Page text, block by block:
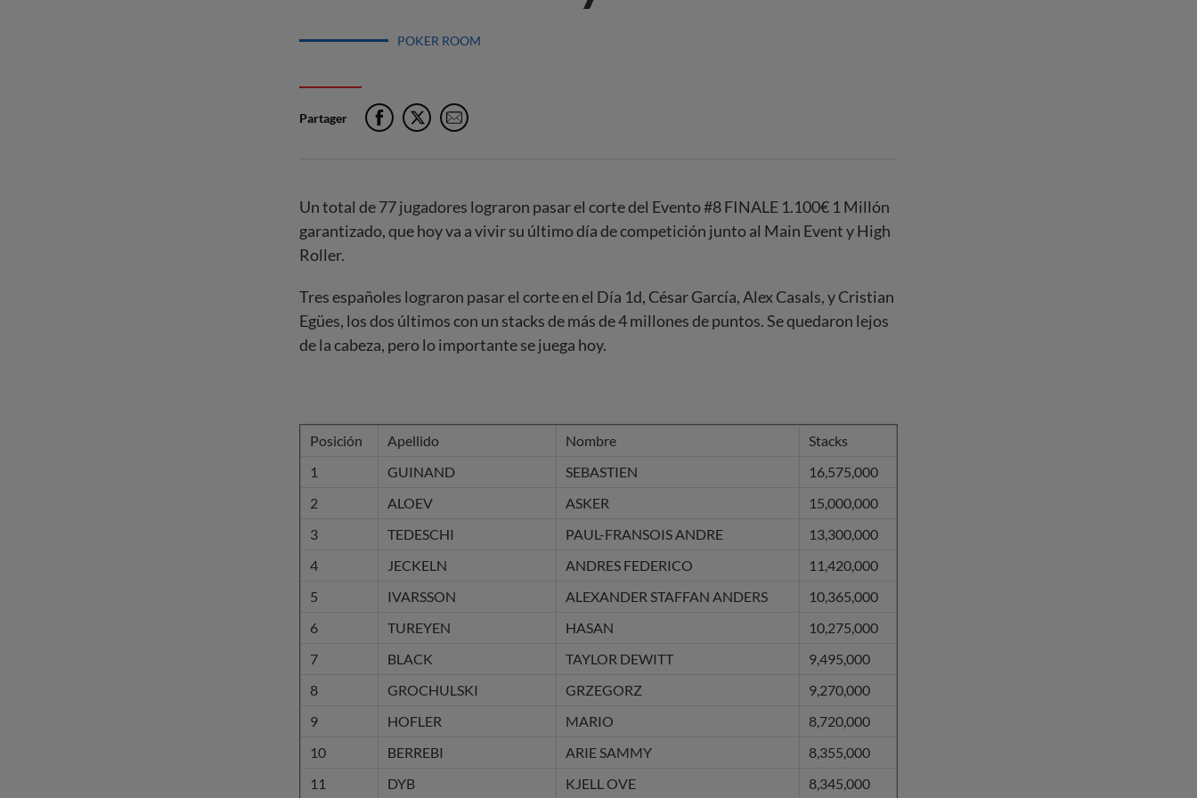
POKER ROOM
Partager Facebook
X
Un total de 77 jugadores lograron pasar el corte del Evento #8 FINALE 1.100€ 1 Millón
garantizado, que hoy va a vivir su último día de competición junto al Main Event y High
Roller.
Tres españoles lograron pasar el corte en el Día 1d, César García, Alex Casals, y Cristian
Egües, los dos últimos con un stacks de más de 4 millones de puntos. Se quedaron lejos
de la cabeza, pero lo importante se juega hoy.
Posición Apellido Nombre
Stacks
1
GUINAND SEBASTIEN
16,575,000
2
ALOEV ASKER
15,000,000
3
TEDESCHI PAUL-FRANSOIS ANDRE
13,300,000
4
JECKELN ANDRES FEDERICO
11,420,000
5
IVARSSON ALEXANDER STAFFAN ANDERS
10,365,000
6
TUREYEN HASAN
10,275,000
7
BLACK TAYLOR DEWITT
9,495,000
8
GROCHULSKI GRZEGORZ
9,270,000
9
HOFLER MARIO
8,720,000
10
BERREBI ARIE SAMMY
8,355,000
11
DYB KJELL OVE 8,345,000